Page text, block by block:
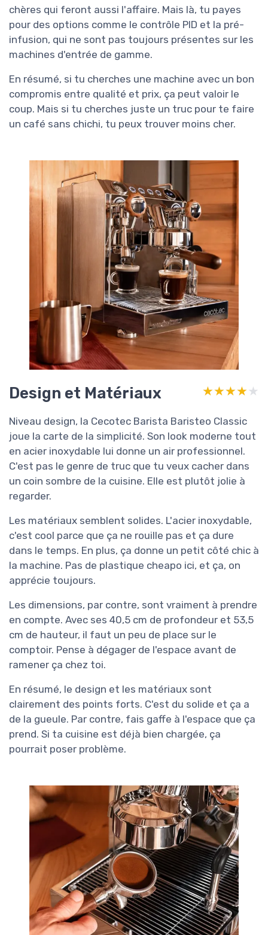
chères qui feront aussi l'affaire. Mais là, tu payes
pour des options comme le contrôle PID et la pré-
infusion, qui ne sont pas toujours présentes sur les
machines d'entrée de gamme.
En résumé, si tu cherches une machine avec un bon
compromis entre qualité et prix, ça peut valoir le
coup. Mais si tu cherches juste un truc pour te faire
un café sans chichi, tu peux trouver moins cher.
Design et Matériaux ★★★★★
★★★★★
Niveau design, la Cecotec Barista Baristeo Classic
joue la carte de la simplicité. Son look moderne tout
en acier inoxydable lui donne un air professionnel.
C'est pas le genre de truc que tu veux cacher dans
un coin sombre de la cuisine. Elle est plutôt jolie à
regarder.
Les matériaux semblent solides. L'acier inoxydable,
c'est cool parce que ça ne rouille pas et ça dure
dans le temps. En plus, ça donne un petit côté chic à
la machine. Pas de plastique cheapo ici, et ça, on
apprécie toujours.
Les dimensions, par contre, sont vraiment à prendre
en compte. Avec ses 40,5 cm de profondeur et 53,5
cm de hauteur, il faut un peu de place sur le
comptoir. Pense à dégager de l'espace avant de
ramener ça chez toi.
En résumé, le design et les matériaux sont
clairement des points forts. C'est du solide et ça a
de la gueule. Par contre, fais gaffe à l'espace que ça
prend. Si ta cuisine est déjà bien chargée, ça
pourrait poser problème.